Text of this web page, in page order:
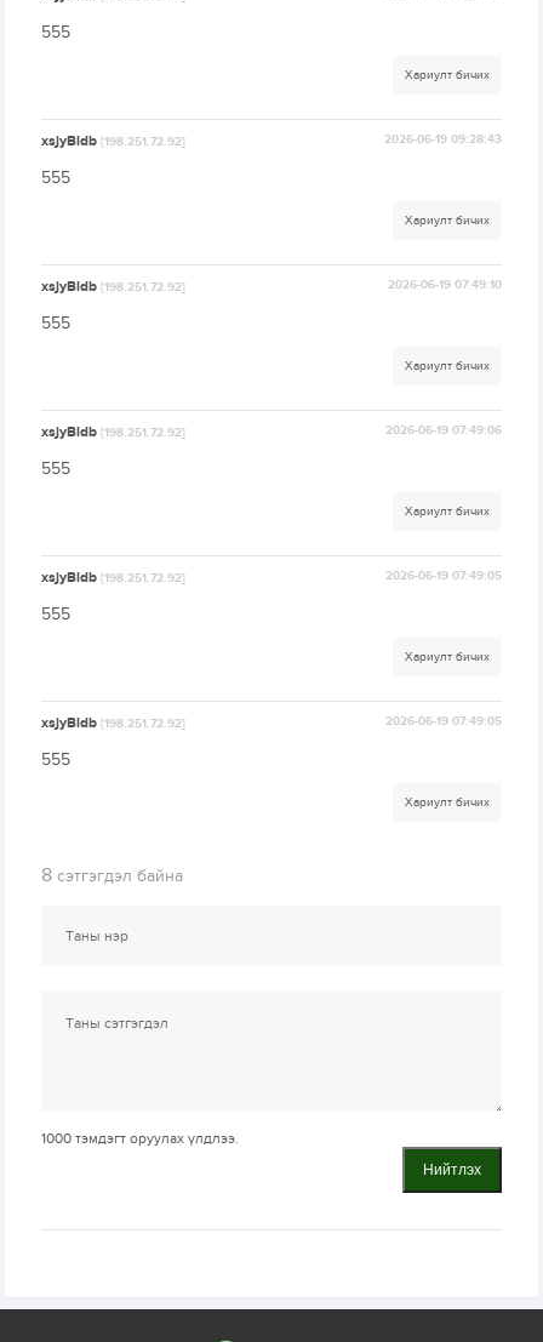
555
Хариулт бичих
xsjyBldb[198.251.72.92] 2026-06-19 09:28:43
555
Хариулт бичих
xsjyBldb[198.251.72.92] 2026-06-19 07:49:10
555
Хариулт бичих
xsjyBldb[198.251.72.92] 2026-06-19 07:49:06
555
Хариулт бичих
xsjyBldb[198.251.72.92] 2026-06-19 07:49:05
555
Хариулт бичих
xsjyBldb[198.251.72.92] 2026-06-19 07:49:05
555
Хариулт бичих
8 сэтгэгдэл байна
1000 тэмдэгт оруулах үлдлээ.
Нийтлэх